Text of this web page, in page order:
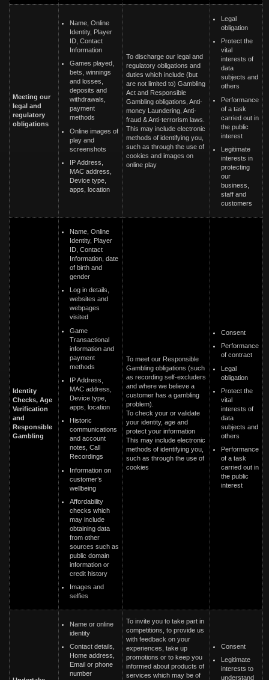
Meeting our
legal and
regulatory
obligations
Name, Online
Identity, Player
ID, Contact
Information
Games played,
bets, winnings
and losses,
deposits and
withdrawals,
payment
methods
Online images of
play and
screenshots
IP Address,
MAC address,
Device type,
apps, location
To discharge our legal and
regulatory obligations and
duties which include (but
are not limited to) Gambling
Act and Responsible
Gambling obligations, Anti-
money Laundering, Anti-
fraud & Anti-terrorism laws.
This may include electronic
methods of identifying you,
such as through the use of
cookies and images on
online play
Legal
obligation
Protect the
vital
interests of
data
subjects and
others
Performance
of a task
carried out in
the public
interest
Legitimate
interests in
protecting
our
business,
staff and
customers
Identity
Checks, Age
Verification
and
Responsible
Gambling
Name, Online
Identity, Player
ID, Contact
Information, date
of birth and
gender
Log in details,
websites and
webpages
visited
Game
Transactional
information and
payment
methods
IP Address,
MAC address,
Device type,
apps, location
Historic
communications
and account
notes, Call
Recordings
Information on
customer’s
wellbeing
Affordability
checks which
may include
obtaining data
from other
sources such as
public domain
information or
credit history
Images and
selfies
To meet our Responsible
Gambling obligations (such
as recording self-excluders
and where we believe a
customer has a gambling
problem).
To check your or validate
your identity, age and
protect your information
This may include electronic
methods of identifying you,
such as through the use of
cookies
Consent
Performance
of contract
Legal
obligation
Protect the
vital
interests of
data
subjects and
others
Performance
of a task
carried out in
the public
interest
Name or online
identity
Contact details,
Home address,
Email or phone
number
To invite you to take part in
competitions, to provide us
with feedback on your
experiences, take up
promotions or to keep you
informed about products of
services which may be of
Consent
Legitimate
interests to
understand